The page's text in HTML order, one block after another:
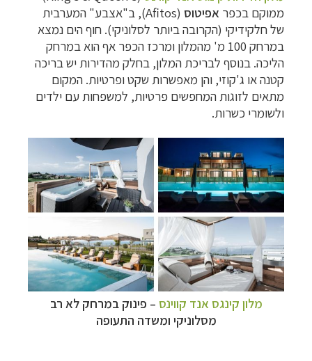
ממוקם בכפר אפיטוס
(Afitos), ב"אצבע" המערבית
של חלקידיקי (הקרובה ביותר לסלוניקי). חוף הים נמצא
במרחק 100 מ' מהמלון ומרכז הכפר אף הוא במרחק
הליכה. בנוסף לבריכת המלון, בחלק מהדירות יש בריכה
קטנה או ג'קוזי, והן מאפשרות שקט ופרטיות. המקום
מתאים לזוגות המחפשים פרטיות, למשפחות עם ילדים
ולשומרי כשרות.
מלון קינגס אנד קווינס – פינוק במרחק לא רב
מסלוניקי ומשדה התעופה